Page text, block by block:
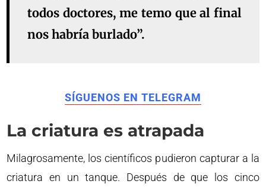
todos doctores, me temo que al final
nos habría burlado”.
SÍGUENOS EN TELEGRAM
La criatura es atrapada
Milagrosamente, los científicos pudieron capturar a la
criatura en un tanque. Después de que los cinco